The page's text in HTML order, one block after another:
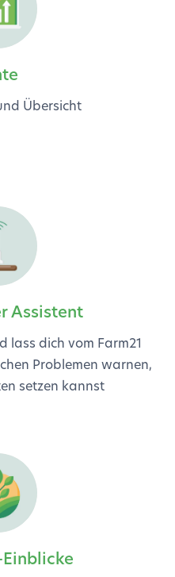
Übersicht
Assistent
lass dich vom Farm21
Problemen warnen,
setzen kannst